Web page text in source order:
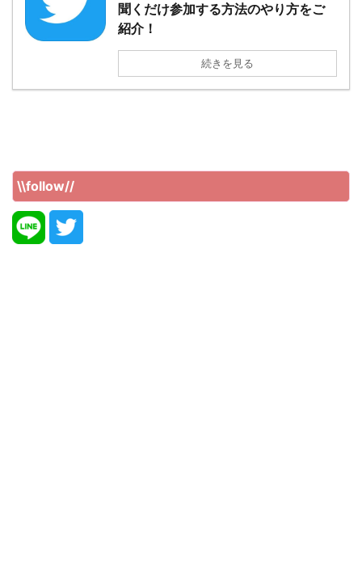
聞くだけ参加する方法のやり方をご
紹介！
続きを見る
\\follow//